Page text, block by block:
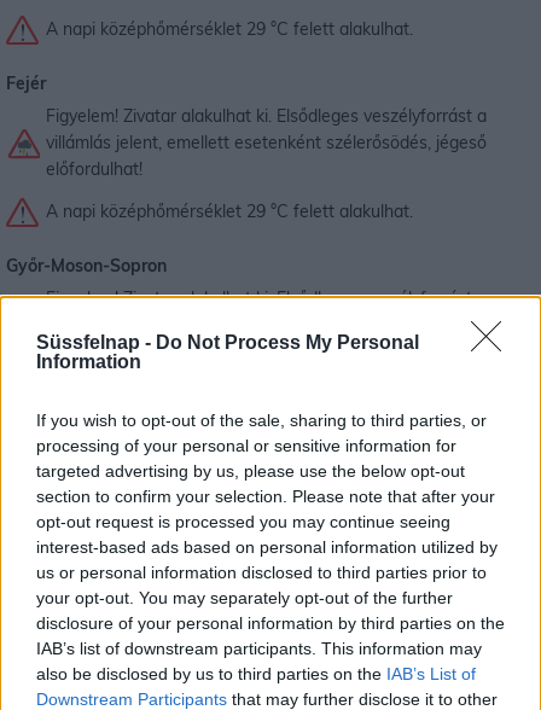
Süssfelnap - Do Not Process My Personal
Information
If you wish to opt-out of the sale, sharing to third parties, or
processing of your personal or sensitive information for
targeted advertising by us, please use the below opt-out
section to confirm your selection. Please note that after your
opt-out request is processed you may continue seeing
interest-based ads based on personal information utilized by
us or personal information disclosed to third parties prior to
your opt-out. You may separately opt-out of the further
disclosure of your personal information by third parties on the
IAB’s list of downstream participants. This information may
also be disclosed by us to third parties on the IAB’s List of
Downstream Participants that may further disclose it to other
A napi középhőmérséklet 29 °C felett alakulhat.
Fejér
Figyelem! Zivatar alakulhat ki. Elsődleges veszélyforrást a
villámlás jelent, emellett esetenként szélerősödés, jégeső
előfordulhat!
A napi középhőmérséklet 29 °C felett alakulhat.
Győr-Moson-Sopron
Figyelem! Zivatar alakulhat ki. Elsődleges veszélyforrást a
villámlás jelent, emellett esetenként szélerősödés, jégeső
előfordulhat!
Hajdú-Bihar
Figyelem! Zivatar alakulhat ki. Elsődleges veszélyforrást a
villámlás jelent, emellett esetenként szélerősödés, jégeső
előfordulhat!
A napi középhőmérséklet 29 °C felett alakulhat.
Heves
Figyelem! Zivatar alakulhat ki. Elsődleges veszélyforrást a
villámlás jelent, emellett esetenként szélerősödés, jégeső